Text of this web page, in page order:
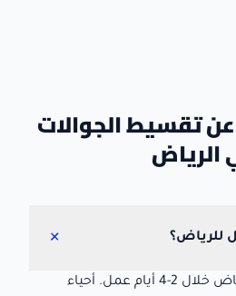
تقسيط الجوالات
الرياض
للرياض؟ +
توصيل لكل أحياء الرياض خلال 2-4 أيام عمل. أحياء